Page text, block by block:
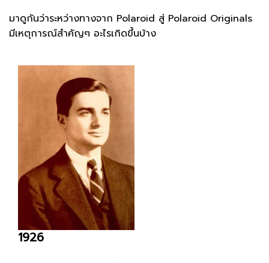
มาดูกันว่าระหว่างทางจาก Polaroid สู่ Polaroid Originals
มีเหตุการณ์สำคัญๆ อะไรเกิดขึ้นบ้าง
1926